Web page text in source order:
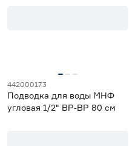
442000173
Подводка для воды МНФ
угловая 1/2" ВР‑ВР 80 см